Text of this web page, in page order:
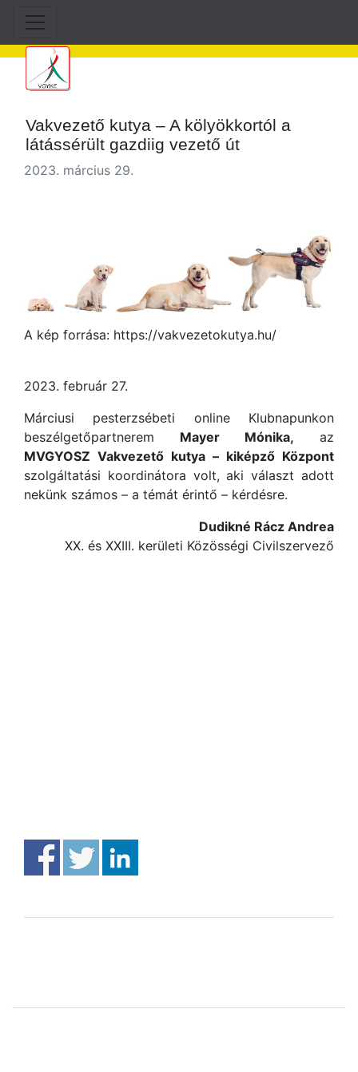
Vakvezető kutya – A kölyökkortól a
látássérült gazdiig vezető út
2023. március 29.
A kép forrása: https://vakvezetokutya.hu/
2023. február 27.
Márciusi pesterzsébeti online Klubnapunkon
beszélgetőpartnerem Mayer Mónika, az
MVGYOSZ Vakvezető kutya – kiképző Központ
szolgáltatási koordinátora volt, aki választ adott
nekünk számos – a témát érintő – kérdésre.
Dudikné Rácz Andrea
XX. és XXIII. kerületi Közösségi Civilszervező